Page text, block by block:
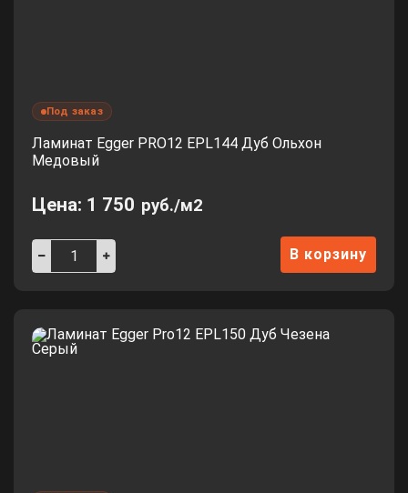
Под заказ
Ламинат Egger PRO12 EPL144 Дуб Ольхон
Медовый
Цена: 1 750 руб./м2
В корзину